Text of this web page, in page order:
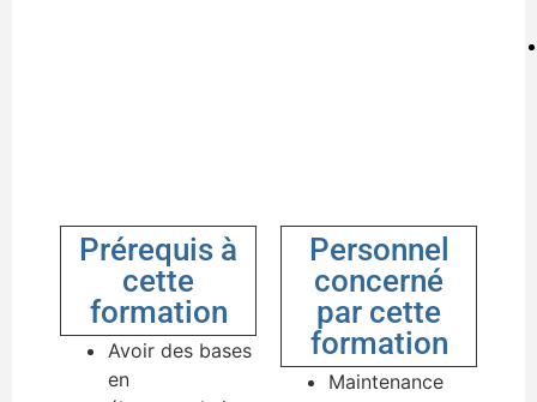
Prérequis à
cette
formation
Avoir des bases
en
Personnel
concerné
par cette
formation
Maintenance